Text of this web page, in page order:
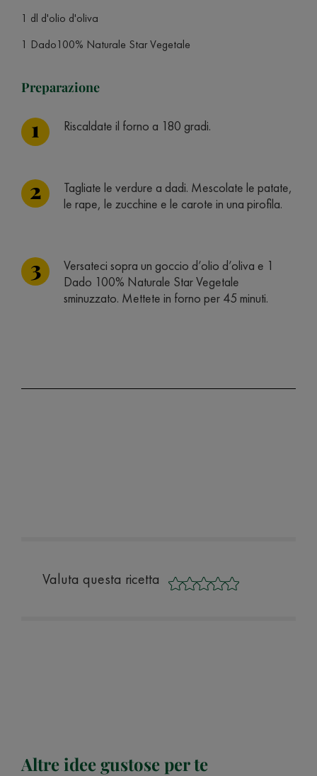
1 dl d'olio d'oliva
1 Dado100% Naturale Star Vegetale
Preparazione
Riscaldate il forno a 180 gradi.
Tagliate le verdure a dadi. Mescolate le patate,
le rape, le zucchine e le carote in una pirofila.
Versateci sopra un goccio d’olio d’oliva e 1
Dado 100% Naturale Star Vegetale
sminuzzato. Mettete in forno per 45 minuti.
Valuta questa ricetta
Altre idee gustose per te